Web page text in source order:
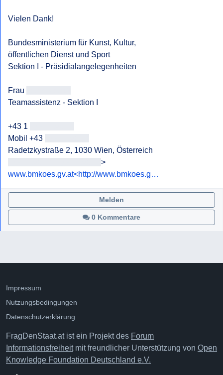
Vielen Dank!
Bundesministerium für Kunst, Kultur,
öffentlichen Dienst und Sport
Sektion I - Präsidialangelegenheiten
Frau
Teamassistenz - Sektion I
+43 1
Mobil +43
www.bmkoes.gv.at<http://www.bmkoes.g…
0 Kommentare
Melden
Impressum
Nutzungsbedingungen
Datenschutzerklärung
FragDenStaat.at ist ein Projekt des Forum
Informationsfreiheitmit freundlicher Unterstützung von Open
Knowledge Foundation Deutschland e.V.